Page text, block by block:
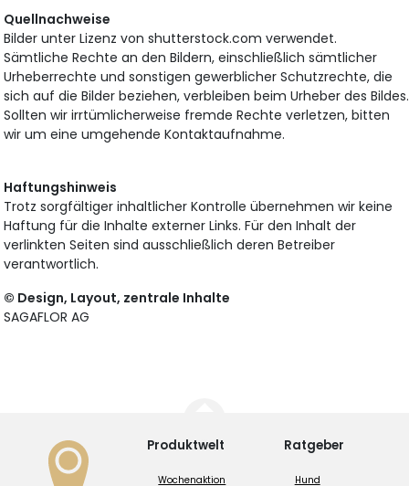
Quellnachweise
Bilder unter Lizenz von shutterstock.com verwendet.
Sämtliche Rechte an den Bildern, einschließlich sämtlicher
Urheberrechte und sonstigen gewerblicher Schutzrechte, die
sich auf die Bilder beziehen, verbleiben beim Urheber des Bildes.
Sollten wir irrtümlicherweise fremde Rechte verletzen, bitten
wir um eine umgehende Kontaktaufnahme.
Haftungshinweis
Trotz sorgfältiger inhaltlicher Kontrolle übernehmen wir keine
Haftung für die Inhalte externer Links. Für den Inhalt der
verlinkten Seiten sind ausschließlich deren Betreiber
verantwortlich.
© Design, Layout, zentrale Inhalte
SAGAFLOR AG
Produktwelt
Wochenaktion
Ratgeber
Hund